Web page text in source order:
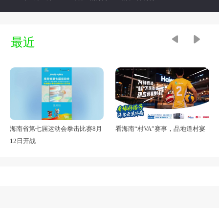
最近
海南省第七届运动会拳击比赛8月
12日开战
看海南“村VA”赛事，品地道村宴